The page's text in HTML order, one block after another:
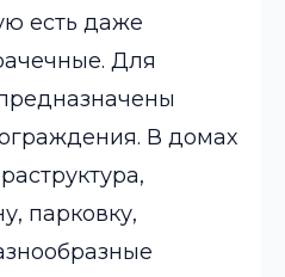
есть даже
Для
В домах
парковку,